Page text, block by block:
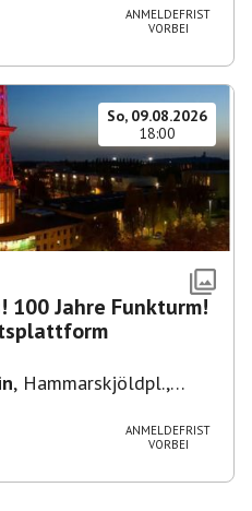
ANMELDEFRIST
VORBEI
So, 09.08.2026
18:00
100 Jahre Funkturm!
, Hammarskjöldpl.,
ANMELDEFRIST
VORBEI